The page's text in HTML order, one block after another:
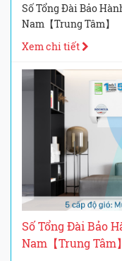
Số Tổng Đài Bảo
Nam【Trung Tâm】
Xem chi tiết
Số Tổng Đài Bảo
Nam【Trung Tâm】